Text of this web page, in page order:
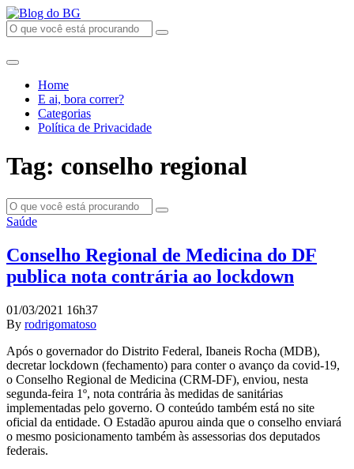
Home
E ai, bora correr?
Categorias
Política de Privacidade
Tag: conselho regional
Saúde
Conselho Regional de Medicina do DF
publica nota contrária ao lockdown
01/03/2021 16h37
By rodrigomatoso
Após o governador do Distrito Federal, Ibaneis Rocha (MDB),
decretar lockdown (fechamento) para conter o avanço da covid-19,
o Conselho Regional de Medicina (CRM-DF), enviou, nesta
segunda-feira 1º, nota contrária às medidas de sanitárias
implementadas pelo governo. O conteúdo também está no site
oficial da entidade. O Estadão apurou ainda que o conselho enviará
o mesmo posicionamento também às assessorias dos deputados
federais.